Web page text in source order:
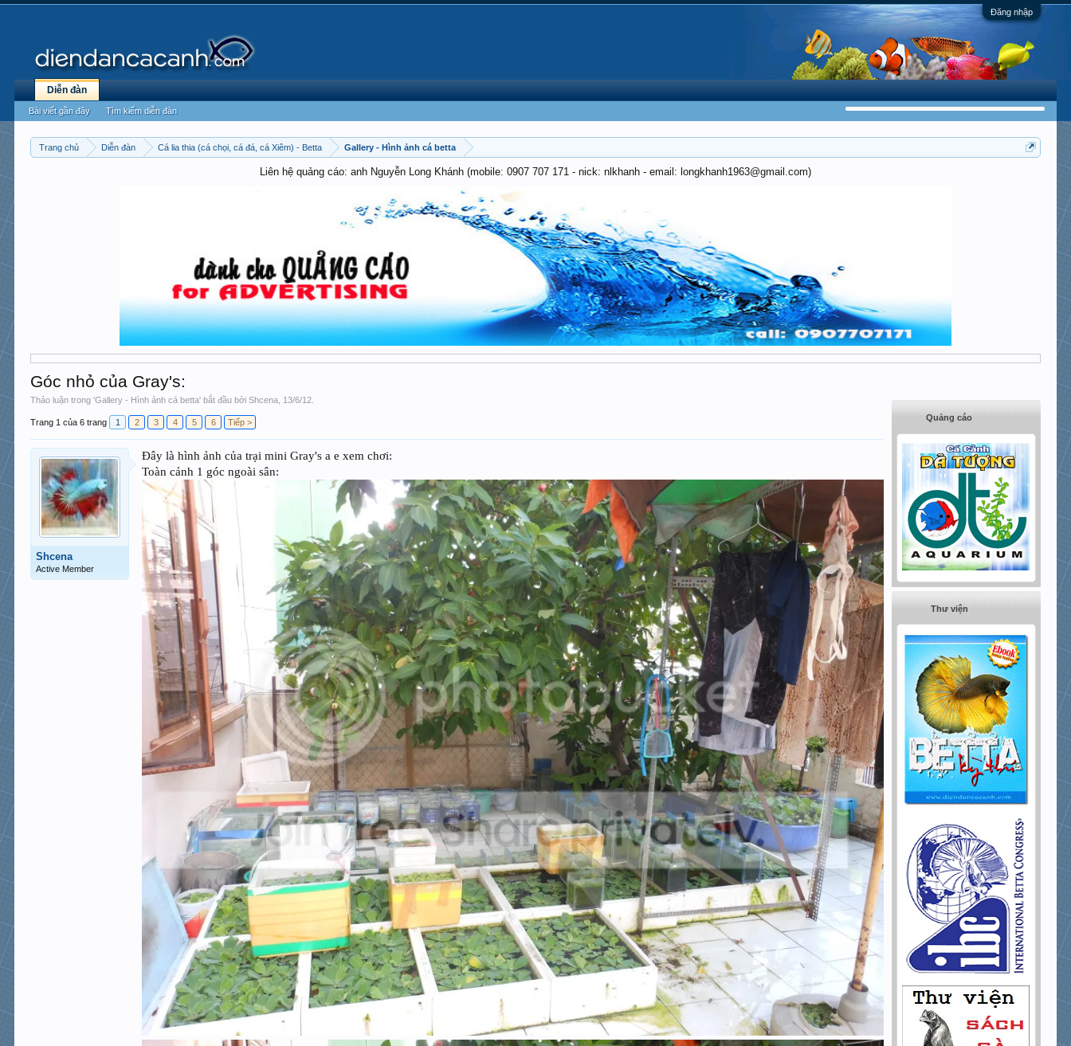
Đăng nhập
Trang chủ Diễn đàn Cá lia thia (cá chọi, cá đá, cá Xiêm) - Betta Gallery - Hình ảnh cá betta
Liên hệ quảng cáo: anh Nguyễn Long Khánh (mobile: 0907 707 171 - nick: nlkhanh - email: longkhanh1963@gmail.com)
Góc nhỏ của Gray's:
Thảo luận trong 'Gallery - Hình ảnh cá betta' bắt đầu bởiShcena 13/6/12
Trang 1 của 6 trang 1 2 3 4 5 6 Tiếp >
Shcena
Active Member
Đây là hình ảnh của trại mini Gray's a e xem chơi:
Toàn cảnh 1 góc ngoài sân:
Quảng cáo
Thư viện
Diễn đàn
Bài viết gần đây Tìm kiếm diễn đàn